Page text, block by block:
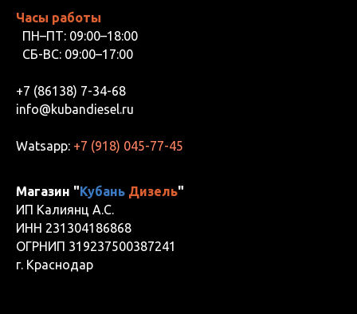
Часы работы
ПН–ПТ: 09:00–18:00
СБ-ВС: 09:00–17:00
+7 (86138) 7-34-68
info@kubandiesel.ru
Watsapp: +7 (918) 045-77-45
Магазин "Кубань Дизель"
ИП Калиянц А.С.
ИНН 231304186868
ОГРНИП 319237500387241
г. Краснодар